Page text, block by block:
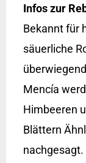
Infos zur
Bekannt für
säuerliche
Mencía
Himbeeren
Blättern
nachgesagt.